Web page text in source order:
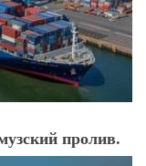
пролив.